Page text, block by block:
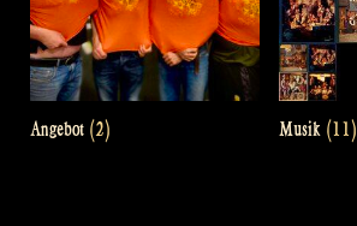
Angebot (2) Musik (11)